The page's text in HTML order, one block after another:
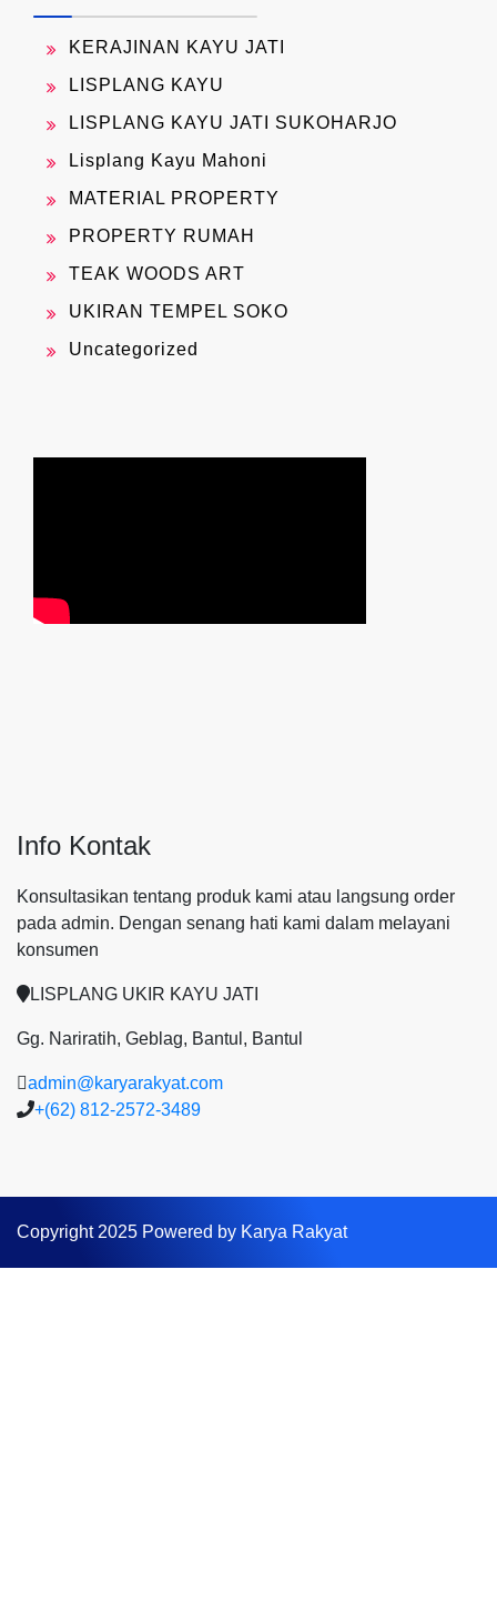
KERAJINAN KAYU JATI
LISPLANG KAYU
LISPLANG KAYU JATI SUKOHARJO
Lisplang Kayu Mahoni
MATERIAL PROPERTY
PROPERTY RUMAH
TEAK WOODS ART
UKIRAN TEMPEL SOKO
Uncategorized
Info Kontak
Konsultasikan tentang produk kami atau langsung order
pada admin. Dengan senang hati kami dalam melayani
konsumen
LISPLANG UKIR KAYU JATI
Gg. Nariratih, Geblag, Bantul, Bantul
admin@karyarakyat.com
+(62) 812-2572-3489
Copyright 2025 Powered by Karya Rakyat